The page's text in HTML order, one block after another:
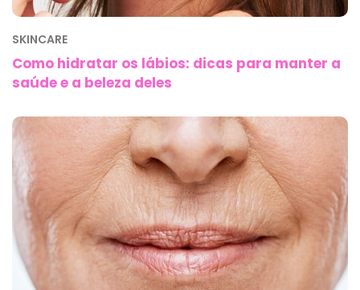
SKINCARE
Como hidratar os lábios: dicas para manter a
saúde e a beleza deles